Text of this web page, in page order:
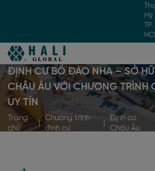
Mỹ
TP.
ĐỊNH CƯ BỒ ĐÀO NHA – SỞ
CHÂU ÂU VỚI CHƯƠNG TRÌNH
UY TÍN
Trang
chủ
|
Chương trình
định cư
Định cư
Châu Âu